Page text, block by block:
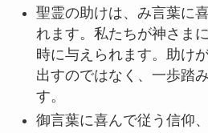
聖霊の助けは、み言葉に
れます。私たちが神さま
時に与えられます。助け
出すのではなく、一歩踏
す。
御言葉に喜んで従う信仰